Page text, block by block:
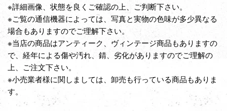
※詳細画像、状態を良くご確認の上、ご判断下さい。
※ご覧の通信機器によっては、写真と実物の色味が多少異なる
場合もありますのでご理解下さい。
※当店の商品はアンティーク、ヴィンテージ商品もありますの
で、経年による傷や汚れ、錆、劣化がありますのでご理解の
上、ご注文下さい。
※小売業者様に関しましては、卸売も行っている商品もありま
す。